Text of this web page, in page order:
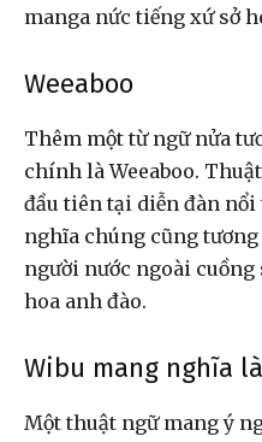
manga nức tiếng xứ sở
Weeaboo
Thêm một từ ngữ nửa
chính là Weeaboo.
đầu tiên tại diễn đàn nổi
nghĩa chúng cũng tương
người nước ngoài
hoa anh đào.
Wibu mang nghĩa
Một thuật ngữ mang ý